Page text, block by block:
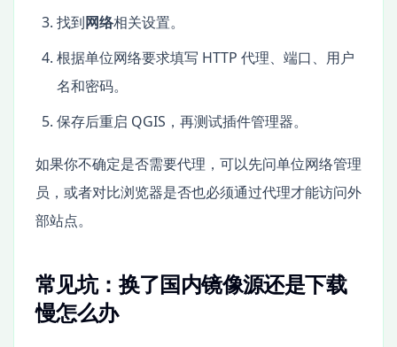
找到网络相关设置。
根据单位网络要求填写 HTTP 代理、端口、用户
名和密码。
保存后重启 QGIS，再测试插件管理器。
如果你不确定是否需要代理，可以先问单位网络管理
员，或者对比浏览器是否也必须通过代理才能访问外
部站点。
常见坑：换了国内镜像源还是下载
慢怎么办